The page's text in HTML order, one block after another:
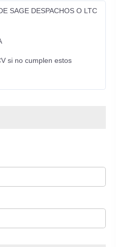
SAGE DESPACHOS O LTC
si no cumplen estos